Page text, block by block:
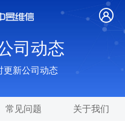
司动态
更新公司动态
常见问题 关于我们